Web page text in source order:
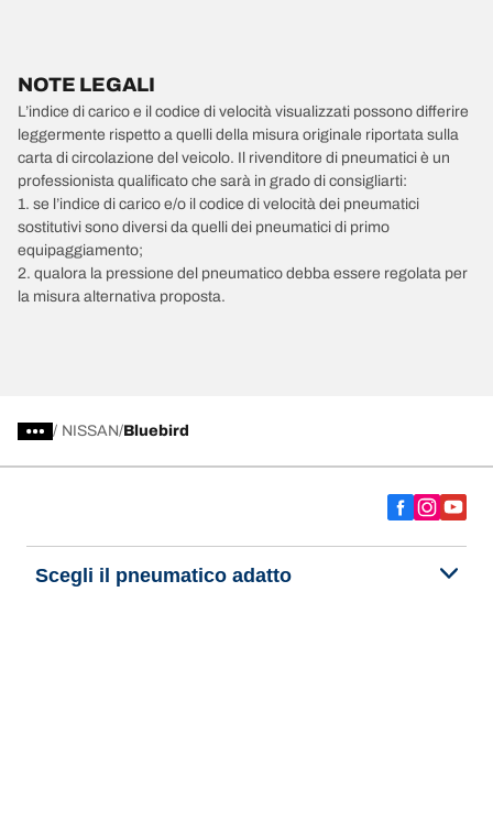
NOTE LEGALI
L’indice di carico e il codice di velocità visualizzati possono differire
leggermente rispetto a quelli della misura originale riportata sulla
carta di circolazione del veicolo. Il rivenditore di pneumatici è un
professionista qualificato che sarà in grado di consigliarti:
1. se l’indice di carico e/o il codice di velocità dei pneumatici
sostitutivi sono diversi da quelli dei pneumatici di primo
equipaggiamento;
2. qualora la pressione del pneumatico debba essere regolata per
la misura alternativa proposta.
/ NISSAN Bluebird
Scegli il pneumatico adatto